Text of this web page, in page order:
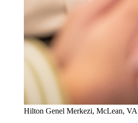
Hilton Genel Merkezi, McLean, VA